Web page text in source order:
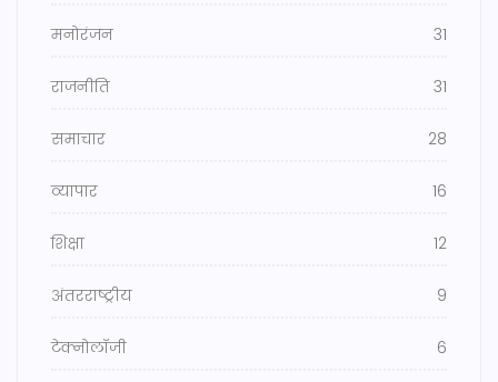
मनोरंजन 31
राजनीति 31
समाचार 28
व्यापार 16
शिक्षा 12
अंतरराष्ट्रीय 9
टेक्नोलॉजी 6